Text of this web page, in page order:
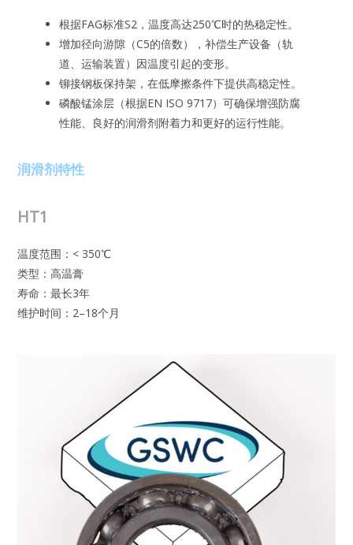
根据FAG标准S2，温度高达250℃时的热稳定性。
增加径向游隙（C5的倍数），补偿生产设备（轨
道、运输装置）因温度引起的变形。
铆接钢板保持架，在低摩擦条件下提供高稳定性。
磷酸锰涂层（根据EN ISO 9717）可确保增强防腐
性能、良好的润滑剂附着力和更好的运行性能。
润滑剂特性
HT1
温度范围：< 350℃
类型：高温膏
寿命：最长3年
维护时间：2–18个月